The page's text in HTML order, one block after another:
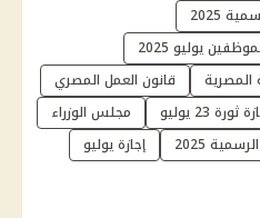
2025
يوليو 2025
المصرية
قانون العمل المصري
ثورة 23 يوليو
مجلس الوزراء
2025 إجازة يوليو